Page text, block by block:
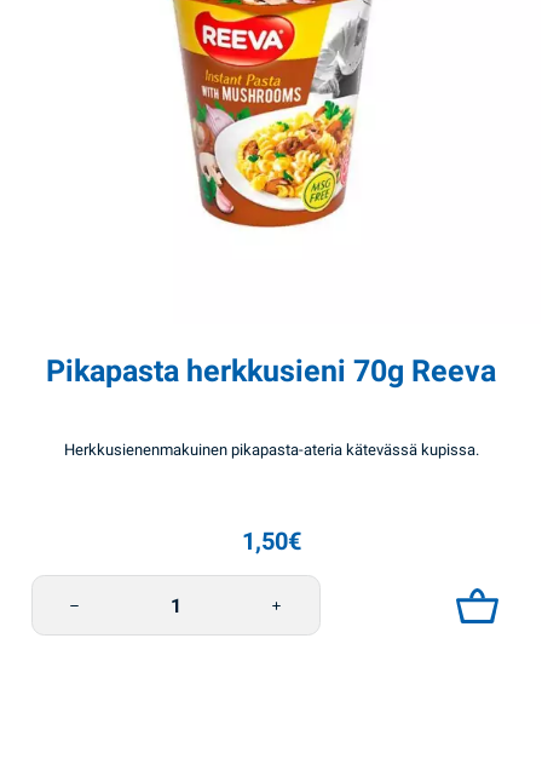
Pikapasta herkkusieni 70g Reeva
Herkkusienenmakuinen pikapasta-ateria kätevässä kupissa.
1,50€
Pikapasta herkkusieni 70g Reeva määrä